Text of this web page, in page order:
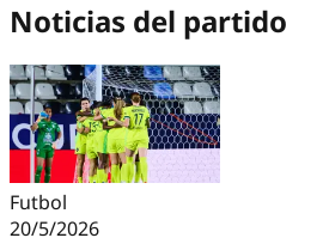
Noticias del partido
Futbol
20/5/2026